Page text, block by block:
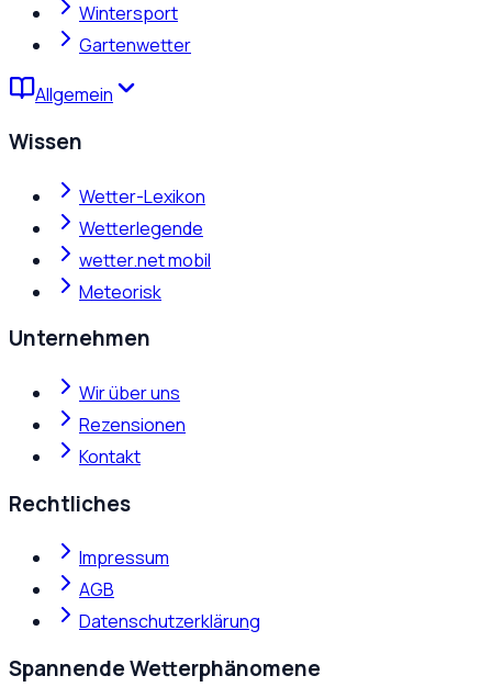
Wintersport
Gartenwetter
Allgemein
Wissen
Wetter-Lexikon
Wetterlegende
wetter.net mobil
Meteorisk
Unternehmen
Wir über uns
Rezensionen
Kontakt
Rechtliches
Impressum
AGB
Datenschutzerklärung
Spannende Wetterphänomene